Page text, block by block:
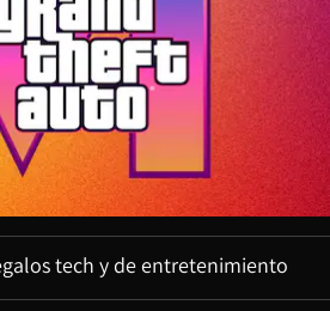
tech y de entretenimiento